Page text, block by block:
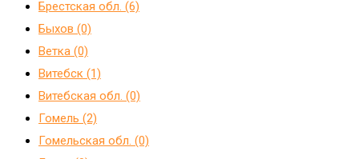
Брестская обл. (6)
Быхов (0)
Ветка (0)
Витебск (1)
Витебская обл. (0)
Гомель (2)
Гомельская обл. (0)